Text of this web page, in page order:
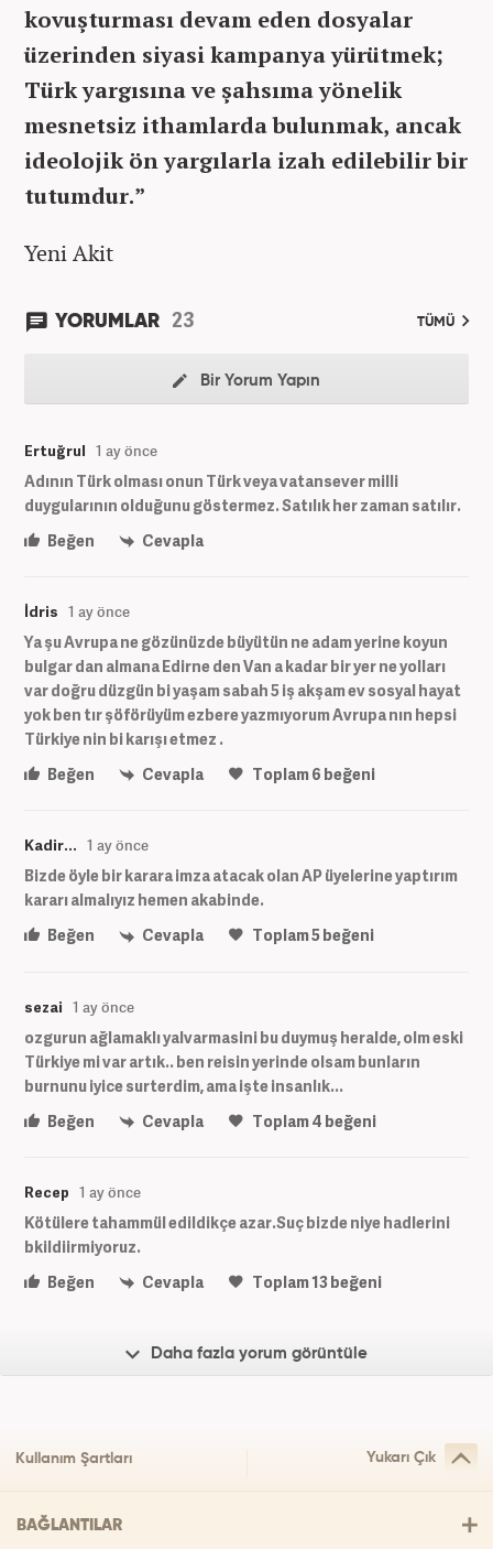
kovuşturması devam eden dosyalar
üzerinden siyasi kampanya yürütmek;
Türk yargısına ve şahsıma yönelik
mesnetsiz ithamlarda bulunmak, ancak
ideolojik ön yargılarla izah edilebilir bir
tutumdur.”
Yeni Akit
YORUMLAR 23 TÜMÜ
Bir Yorum Yapın
Ertuğrul 1 ay önce
Adının Türk olması onun Türk veya vatansever milli
duygularının olduğunu göstermez. Satılık her zaman satılır.
Beğen
Cevapla
İdris 1 ay önce
Ya şu Avrupa ne gözünüzde büyütün ne adam yerine koyun
bulgar dan almana Edirne den Van a kadar bir yer ne yolları
var doğru düzgün bi yaşam sabah 5 iş akşam ev sosyal hayat
yok ben tır şöförüyüm ezbere yazmıyorum Avrupa nın hepsi
Türkiye nin bi karışı etmez .
Beğen
Cevapla Toplam6 beğeni
Kadir... 1 ay önce
Bizde öyle bir karara imza atacak olan AP üyelerine yaptırım
kararı almalıyız hemen akabinde.
Beğen
Cevapla Toplam5beğeni
sezai 1 ay önce
ozgurun ağlamaklı yalvarmasini bu duymuş heralde, olm eski
Türkiye mi var artık.. ben reisin yerinde olsam bunların
burnunu iyice surterdim, ama işte insanlık...
Beğen
Cevapla Toplam4 beğeni
Recep 1 ay önce
Kötülere tahammül edildikçe azar.Suç bizde niye hadlerini
bkildiirmiyoruz.
Beğen
Cevapla Toplam13beğeni
Daha fazla yorum görüntüle
Kullanım Şartları Yukarı Çık
BAĞLANTILAR